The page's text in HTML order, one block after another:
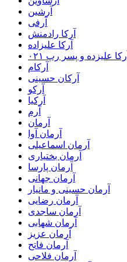
آرشین
آرفی
آرکا رادمنش
آرکا علیزاده
آرکا علیزده و پسر رپ ۰۲۱
آرکام
آرکان حسینی
آرکو
آرکیا
آرم
آرمان
آرمان آوا
آرمان اسماعیلی
آرمان بختیاری
آرمان پارسا
آرمان جهانی
آرمان حسینی و مانیار
آرمان رضایی
آرمان ساجدی
آرمان شهابی
آرمان عزیز
آرمان فاتح
آرمان فلاحی